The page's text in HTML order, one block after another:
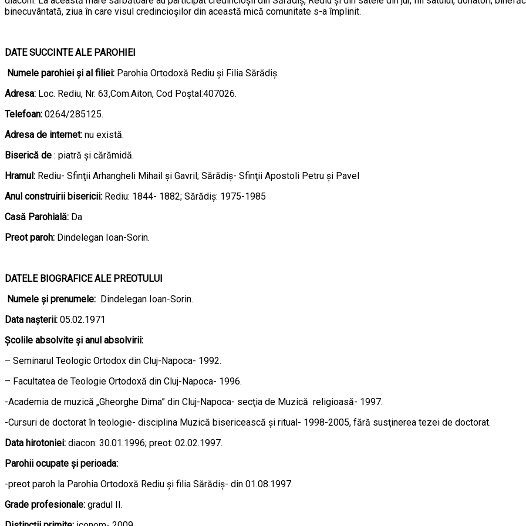
binecuvântată, ziua în care visul credincioşilor din această mică comunitate s-a împlinit.
DATE SUCCINTE ALE PAROHIEI
Numele parohiei şi al filiei: Parohia Ortodoxă Rediu şi Filia Sărădiş.
Adresa: Loc. Rediu, Nr. 63,Com.Aiton, Cod Poştal:407026.
Telefoan: 0264/285125.
Adresa de internet: nu există.
Biserică de : piatră şi cărămidă.
Hramul: Rediu- Sfinţii Arhangheli Mihail şi Gavril; Sărădiş- Sfinţii Apostoli Petru şi Pavel
Anul construirii bisericii: Rediu: 1844- 1882; Sărădiş: 1975-1985
Casă Parohială: Da
Preot paroh: Dindelegan Ioan-Sorin.
DATELE BIOGRAFICE ALE PREOTULUI
Numele şi prenumele: Dindelegan Ioan-Sorin.
Data naşterii: 05.02.1971
Şcolile absolvite şi anul absolvirii:
– Seminarul Teologic Ortodox din Cluj-Napoca- 1992.
– Facultatea de Teologie Ortodoxă din Cluj-Napoca- 1996.
-Academia de muzică „Gheorghe Dima” din Cluj-Napoca- secţia de Muzică religioasă- 1997.
-Cursuri de doctorat în teologie- disciplina Muzică bisericească şi ritual- 1998-2005, fără susţinerea tezei de doctorat.
Data hirotoniei: diacon: 30.01.1996; preot: 02.02.1997.
Parohii ocupate şi perioada:
-preot paroh la Parohia Ortodoxă Rediu şi filia Sărădiş- din 01.08.1997.
Grade profesionale: gradul II.